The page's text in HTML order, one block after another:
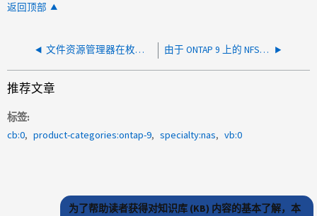
返回顶部
文件资源管理器在枚举文件和目录时超时 由于 ONTAP 9 上的 NFS/CIFS 元数据和 SMB3 缓存冲突，RHEL 和 Windows 之间存在文件可见性问题
推荐文章
标签
cb:0
product-categories:ontap-9 specialty:nas vb:0
为了帮助读者获得对知识库 (KB) 内容的基本了解，本